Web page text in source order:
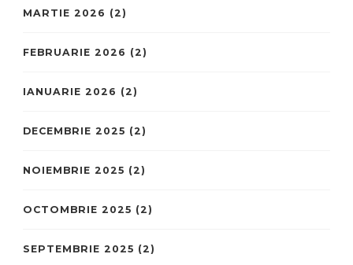
MARTIE 2026 (2)
FEBRUARIE 2026 (2)
IANUARIE 2026 (2)
DECEMBRIE 2025 (2)
NOIEMBRIE 2025 (2)
OCTOMBRIE 2025 (2)
SEPTEMBRIE 2025 (2)